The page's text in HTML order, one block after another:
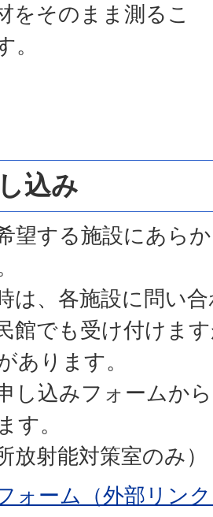
をそのまま測るこ
。
込み
望する施設にあら
は、各施設に問い
館でも受け付けま
あります。
し込みフォームか
す。
放射能対策室のみ）
ォーム（外部リン